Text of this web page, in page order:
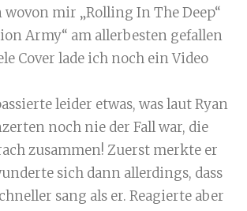
wovon mir „Rolling In The Deep“
Army“ am allerbesten gefallen
Cover lade ich noch ein Video
leider etwas, was laut Ryan
noch nie der Fall war, die
zusammen! Zuerst merkte er
sich dann allerdings, dass
sang als er. Reagierte aber